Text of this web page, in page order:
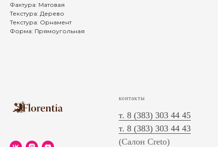
Фактура: Матовая
Текстура: Дерево
Текстура: Орнамент
Форма: Прямоугольная
контакты
т. 8 (383) 303 44 45
т. 8 (383) 303 44 43
(Салон Creto)